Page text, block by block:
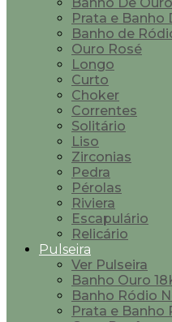
Prata e Banho
Banho de
Ouro Rosé
Longo
Curto
Choker
Correntes
Solitário
Liso
Zirconias
Pedra
Pérolas
Riviera
Escapulário
Relicário
Pulseira
Ver Pulseira
Banho Ouro
Banho Ródio
Prata e Banho